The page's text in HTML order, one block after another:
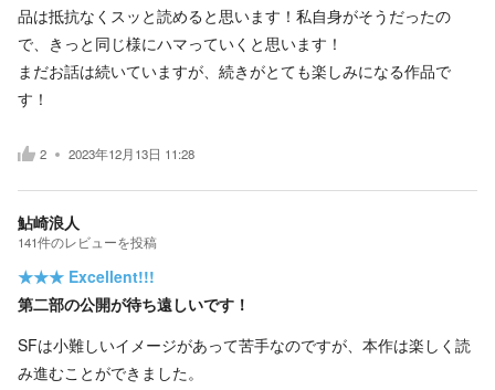
品は抵抗なくスッと読めると思います！私自身がそうだったの
で、きっと同じ様にハマっていくと思います！
まだお話は続いていますが、続きがとても楽しみになる作品で
す！
2 2023年12月13日 11:28
鮎崎浪人
141件のレビューを投稿
★★★ Excellent!!!
第二部の公開が待ち遠しいです！
SFは小難しいイメージがあって苦手なのですが、本作は楽しく読
み進むことができました。